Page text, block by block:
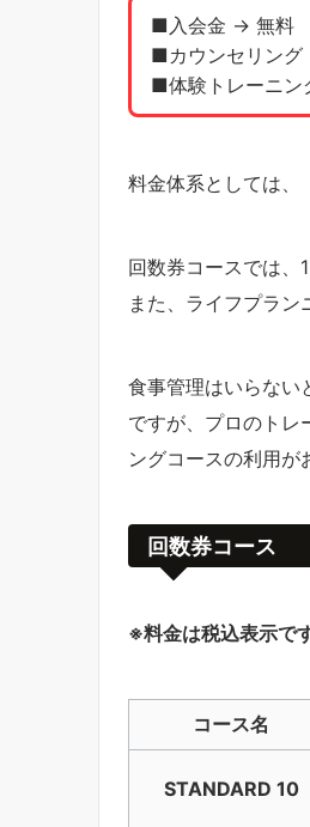
■入会金 → 無料
■カウンセリン
■体験トレーニ
料金体系としては、
回数券コースでは、
また、ライフプラン
食事管理はいらない
ですが、プロのトレ
ングコースの利用が
回数券コース
※料金は税込表示です
コース名
STANDARD 10